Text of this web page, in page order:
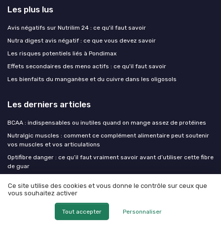
Les plus lus
Avis négatifs sur Nutrilim 24 : ce qu'il faut savoir
Nutra digest avis négatif : ce que vous devez savoir
Les risques potentiels liés à Pondimax
Effets secondaires des meno actifs : ce qu'il faut savoir
Les bienfaits du manganèse et du cuivre dans les oligosols
Les derniers articles
BCAA : indispensables ou inutiles quand on mange assez de protéines
Nutralgic muscles : comment ce complément alimentaire peut soutenir
vos muscles et vos articulations
Optifibre danger : ce qu’il faut vraiment savoir avant d’utiliser cette fibre
de guar
fonction musculaire
Ce site utilise des cookies et vous donne le contrôle sur ceux que
vous souhaitez activer
Tout accepter Personnaliser